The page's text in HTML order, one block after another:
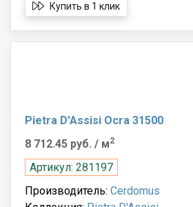
Купить в 1 клик
Pietra D'Assisi Ocra 31500
8 712.45 руб. / м2
Артикул: 281197
Производитель: Cerdomus